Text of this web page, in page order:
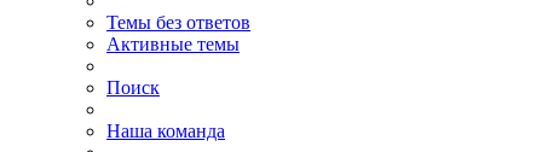
Темы без ответов
Активные темы
Поиск
Наша команда